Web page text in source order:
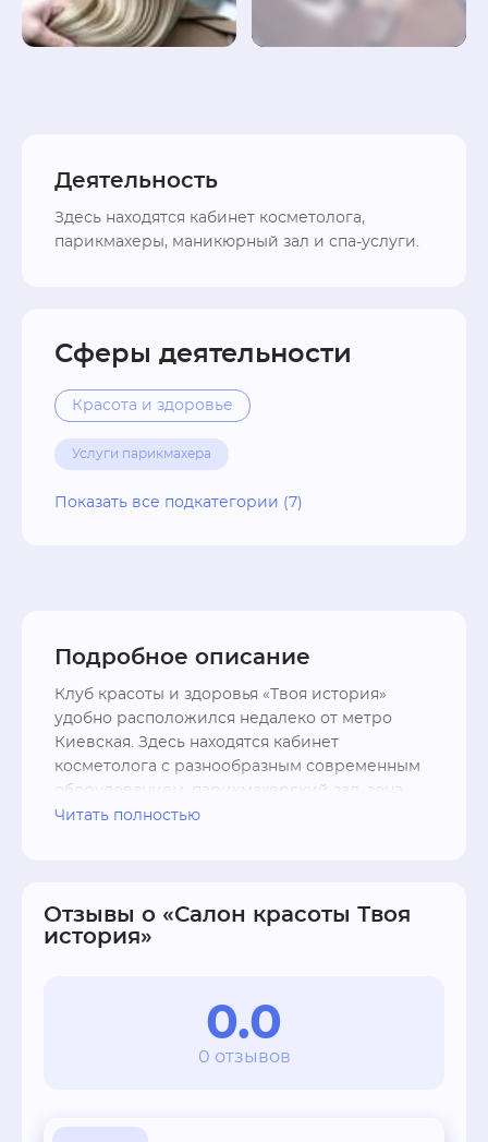
Деятельность
Здесь находятся кабинет косметолога,
парикмахеры, маникюрный зал и спа-услуги.
Сферы деятельности
Красота и здоровье
Услуги парикмахера
Косметологические услуги
Показать все подкатегории (7)
Подробное описание
Клуб красоты и здоровья «Твоя история»
удобно расположился недалеко от метро
Киевская. Здесь находятся кабинет
косметолога с разнообразным современным
оборудованием, парикмахерский зал, зона
SPA с кедровой бочкой, маникюрный кабинет,
русского массажа, испанская методика
Энрике Гарсия, стоун-массаж горячими
Косметика, применяемая в «Твоей истории»,
исключительно высокого уровня: Masura,
Читать полностью
Отзывы о «Салон красоты Твоя
история»
0.0
0 отзывов